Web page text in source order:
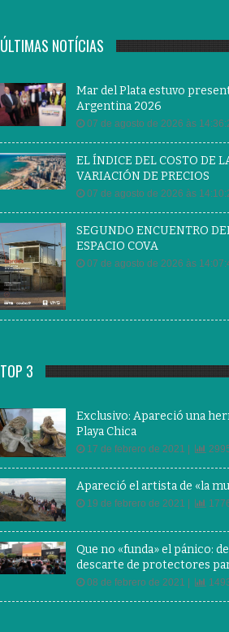
ÚLTIMAS NOTÍCIAS
Mar del Plata estuvo
Argentina 2026
07 de agosto de 2026 às
EL ÍNDICE DEL COSTO DE
VARIACIÓN DE PRECIOS
07 de agosto de 2026 às
SEGUNDO ENCUENTRO
ESPACIO COVA
07 de agosto de 2026 às
TOP 3
Exclusivo: Apareció una
Playa Chica
17 de febrero de 2021 |
Apareció el artista de «la
19 de febrero de 2021 |
Que no «funda» el pánico:
descarte de protectores
08 de febrero de 2021 |